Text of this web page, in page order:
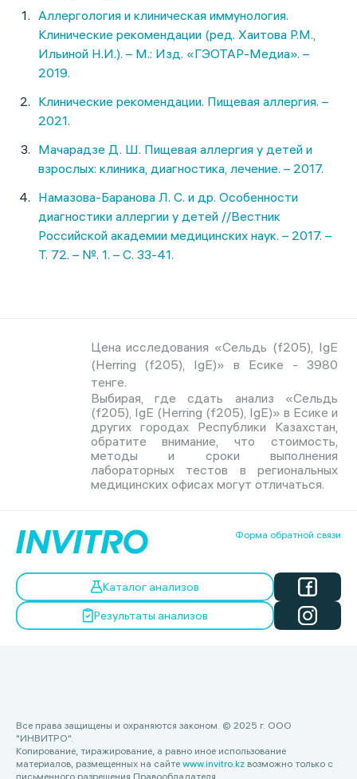
Аллергология и клиническая иммунология.
Клинические рекомендации (ред. Хаитова Р.М.,
Ильиной Н.И.). – М.: Изд. «ГЭОТАР-Медиа». –
2019.
Клинические рекомендации. Пищевая аллергия. –
2021.
Мачарадзе Д. Ш. Пищевая аллергия у детей и
взрослых: клиника, диагностика, лечение. – 2017.
Намазова-Баранова Л. С. и др. Особенности
диагностики аллергии у детей //Вестник
Российской академии медицинских наук. – 2017. –
Т. 72. – №. 1. – С. 33-41.
Цена исследования «Сельдь (f205), IgE
(Herring (f205), IgE)» в Есике - 3980
тенге.
Выбирая, где сдать анализ «Сельдь
(f205), IgE (Herring (f205), IgE)» в Есике и
других городах Республики Казахстан,
обратите внимание, что стоимость,
методы и сроки выполнения
лабораторных тестов в региональных
медицинских офисах могут отличаться.
Форма обратной связи
Каталог анализов
Результаты анализов
Все права защищены и охраняются законом. © 2025 г. ООО
"ИНВИТРО".
Копирование, тиражирование, а равно иное использование
материалов, размещенных на сайте www.invitro.kz возможно только с
письменного разрешения Правообладателя.